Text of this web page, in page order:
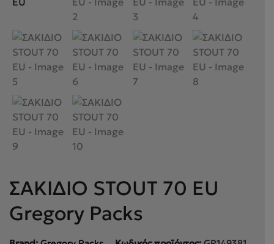
ΣΑΚΙΔΙΟ STOUT 70 EU
Gregory Packs